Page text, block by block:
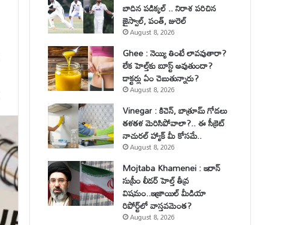
బాదిన పడిక్కల్ .. నిరాశ పరిచిన
జైస్వాల్, పంత్, జురెల్
August 8, 2026
Ghee : నెయ్యి తింటే లావవుతారా?
లేక హెల్త్‌కు బూస్ట్ అవుతుందా?
డాక్టర్లు ఏం చెబుతున్నారు?
August 8, 2026
Vinegar : కిచెన్, బాత్రూమ్ గోడలు
తళతళ మెరిసిపోవాలా?.. ఈ సీక్రెట్
నాచురల్ హ్యాక్ మీ కోసమే..
August 8, 2026
Mojtaba Khamenei : ఇరాన్
సుప్రీం లీడర్ హెల్త్ తీవ్ర
విషమం..ఇజ్రాయిల్ మీడియా
రిపోర్ట్‌లో వాస్తవమెంత?
August 8, 2026